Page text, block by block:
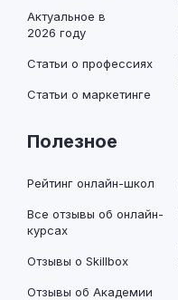
Актуальное в
2026 году
Статьи о профессиях
Статьи о маркетинге
Полезное
Рейтинг онлайн-школ
Все отзывы об онлайн-
курсах
Отзывы о Skillbox
Отзывы об Академии